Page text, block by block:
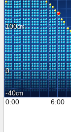
100
0
-40
0:00
6:00